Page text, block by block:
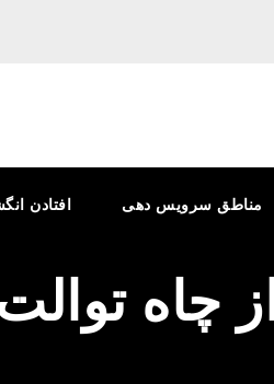
افتادن مناطق سرویس دهی
چاه